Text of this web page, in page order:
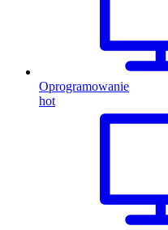
Oprogramowanie
hot